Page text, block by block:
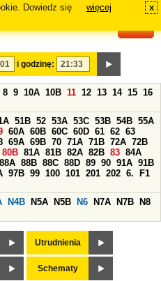
Dowiedz się
więcej x
i godzinę:
8 9 10A 10B 11 12 13 14 15 16
51B 52 53A 53C 53B 54B 55A
60A 60B 60C 60D 61 62 63
69A 69B 70 71A 71B 72A 72B
80B 81A 81B 82A 82B 83 84A
88A 88B 88C 88D 89 90 91A 91B
97B 99 100 101 201 202 6.
F1
N4B N5A N5B N6 N7A N7B
N8
Utrudnienia
Schematy